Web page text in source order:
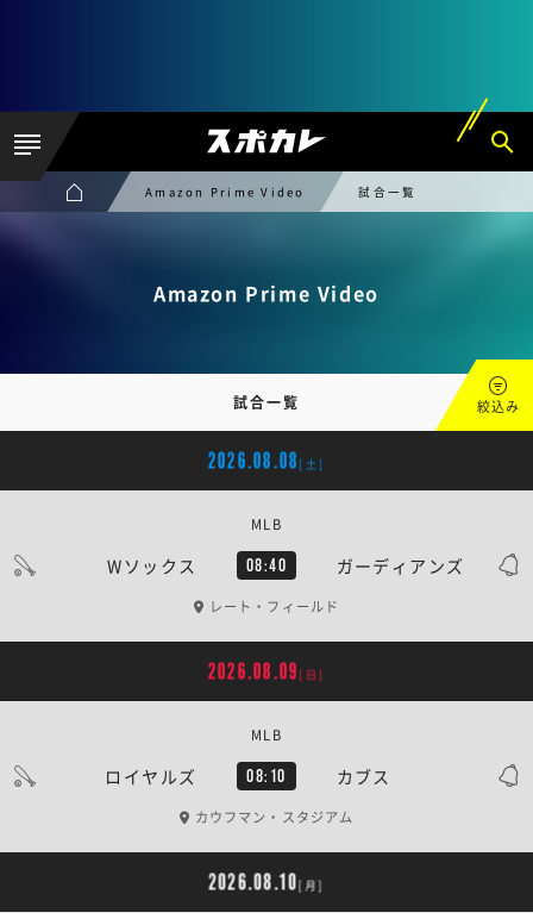
Amazon Prime Video 試合一覧
Amazon Prime Video
試合一覧 絞込み
2026.08.08 [土]
Wソックス 08:40 ガーディアンズ
MLB
レート・フィールド
2026.08.09 [日]
ロイヤルズ 08:10 カブス
MLB
カウフマン・スタジアム
2026.08.10[月]